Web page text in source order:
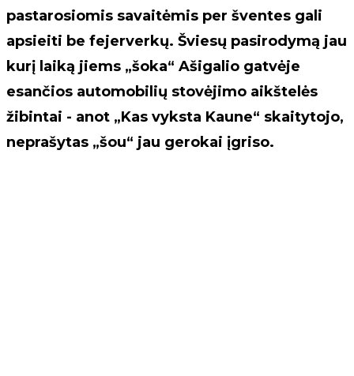
pastarosiomis savaitėmis per šventes gali
apsieiti be fejerverkų. Šviesų pasirodymą jau
kurį laiką jiems „šoka“ Ašigalio gatvėje
esančios automobilių stovėjimo aikštelės
žibintai - anot „Kas vyksta Kaune“ skaitytojo,
neprašytas „šou“ jau gerokai įgriso.